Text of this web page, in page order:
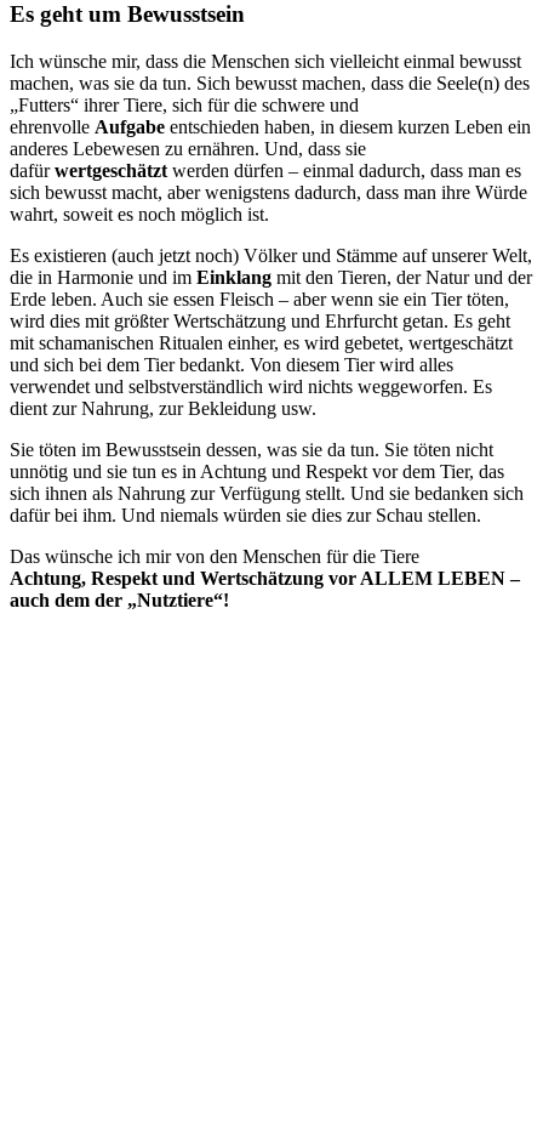
Es geht um Bewusstsein
Ich wünsche mir, dass die Menschen sich vielleicht einmal bewusst
machen, was sie da tun. Sich bewusst machen, dass die Seele(n) des
„Futters“ ihrer Tiere, sich für die schwere und
ehrenvolle Aufgabe entschieden haben, in diesem kurzen Leben ein
anderes Lebewesen zu ernähren. Und, dass sie
dafürwertgeschätzt werden dürfen – einmal dadurch, dass man es
sich bewusst macht, aber wenigstens dadurch, dass man ihre Würde
wahrt, soweit es noch möglich ist.
Es existieren (auch jetzt noch) Völker und Stämme auf unserer Welt,
die in Harmonie und im Einklang mit den Tieren, der Natur und der
Erde leben. Auch sie essen Fleisch – aber wenn sie ein Tier töten,
wird dies mit größter Wertschätzung und Ehrfurcht getan. Es geht
mit schamanischen Ritualen einher, es wird gebetet, wertgeschätzt
und sich bei dem Tier bedankt. Von diesem Tier wird alles
verwendet und selbstverständlich wird nichts weggeworfen. Es
dient zur Nahrung, zur Bekleidung usw.
Sie töten im Bewusstsein dessen, was sie da tun. Sie töten nicht
unnötig und sie tun es in Achtung und Respekt vor dem Tier, das
sich ihnen als Nahrung zur Verfügung stellt. Und sie bedanken sich
dafür bei ihm. Und niemals würden sie dies zur Schau stellen.
Das wünsche ich mir von den Menschen für die Tiere
Achtung, Respekt und Wertschätzung vor ALLEM LEBEN –
auch dem der „Nutztiere“!